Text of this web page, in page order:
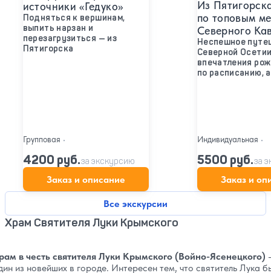
Все экскурсии
источники «Гедуко»
Подняться к вершинам,
выпить нарзан и
перезагрузиться — из
Пятигорска
Групповая •
4200 руб.за экскурсию
Заказ и описание
Из
по топовым
Северного
Неспешное
Северной
впечатления
по расписанию,
Индивидуальная •
5500 руб.за
Заказ и
Храм Святителя Луки Крымского
в честь святителя Луки Крымского (Войно-Ясенецкого) -
из новейших в городе. Интересен тем, что святитель Лука